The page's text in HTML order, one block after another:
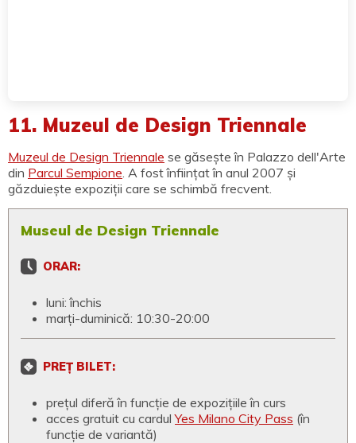
11. Muzeul de Design Triennale
Muzeul de Design Triennale se găsește în Palazzo dell'Arte
din Parcul Sempione. A fost înființat în anul 2007 și
găzduiește expoziții care se schimbă frecvent.
Museul de Design Triennale
ORAR:
luni: închis
marți-duminică: 10:30-20:00
PREȚ BILET:
prețul diferă în funcție de expozițiile în curs
acces gratuit cu cardulYes Milano City Pass (în
funcție de variantă)